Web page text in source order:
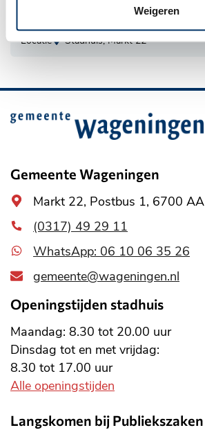
Weigeren
Locatie Stadhuis, Markt 22
Belangrijke
informatie
Gemeente Wageningen
Algemeen
adres
Markt 22, Postbus 1, 6700 AA
(0317) 49 29 11
WhatsApp: 06 10 06 35 26
gemeente@wageningen.nl
Openingstijden stadhuis
Maandag: 8.30 tot 20.00 uur
Dinsdag tot en met vrijdag:
8.30 tot 17.00 uur
Alle openingstijden
Langskomen bij Publiekszaken